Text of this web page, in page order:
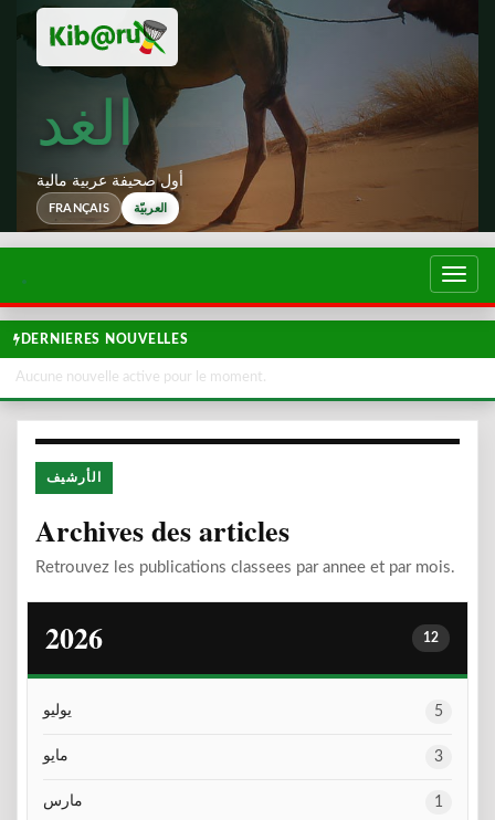
الغد
أول صحيفة عربية مالية
FRANÇAIS العربيّة
تبديل
DERNIERES NOUVELLES
Aucune nouvelle active pour le moment.
الأرشيف
Archives des articles
Retrouvez les publications classees par annee et par mois.
2026 12
يوليو 5
مايو 3
مارس 1